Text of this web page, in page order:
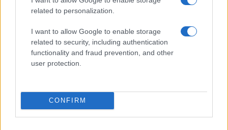
related to personalization.
I want to allow Google to enable storage
related to security, including authentication
functionality and fraud prevention, and other
user protection.
CONFIRM
Come riconoscere e risolvere i problemi della lavanda
nel tuo giardino
Beatrice Bonaventura · 6 Ago 2026